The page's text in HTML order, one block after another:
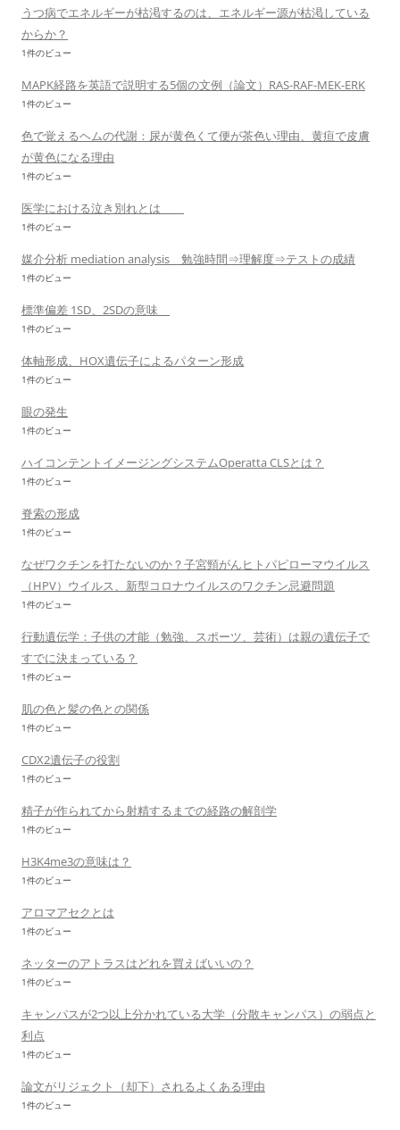
うつ病でエネルギーが枯渇するのは、エネルギー源が枯渇している
からか？
1件のビュー
MAPK経路を英語で説明する5個の文例（論文）RAS-RAF-MEK-ERK
1件のビュー
色で覚えるヘムの代謝：尿が黄色くて便が茶色い理由、黄疸で皮膚
が黄色になる理由
1件のビュー
医学における泣き別れとは
1件のビュー
媒介分析 mediation analysis 勉強時間⇒理解度⇒テストの成績
1件のビュー
標準偏差 1SD、2SDの意味
1件のビュー
体軸形成、HOX遺伝子によるパターン形成
1件のビュー
眼の発生
1件のビュー
ハイコンテントイメージングシステムOperatta CLSとは？
1件のビュー
脊索の形成
1件のビュー
なぜワクチンを打たないのか？子宮頸がんヒトパピローマウイルス
（HPV）ウイルス、新型コロナウイルスのワクチン忌避問題
1件のビュー
行動遺伝学：子供の才能（勉強、スポーツ、芸術）は親の遺伝子で
すでに決まっている？
1件のビュー
肌の色と髪の色との関係
1件のビュー
CDX2遺伝子の役割
1件のビュー
精子が作られてから射精するまでの経路の解剖学
1件のビュー
H3K4me3の意味は？
1件のビュー
アロマアセクとは
1件のビュー
ネッターのアトラスはどれを買えばいいの？
1件のビュー
キャンパスが2つ以上分かれている大学（分散キャンパス）の弱点と
利点
1件のビュー
論文がリジェクト（却下）されるよくある理由
1件のビュー